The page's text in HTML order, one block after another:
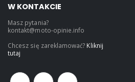
W KONTAKCIE
Masz pytania?
kontakt@moto-opinie.info
Chcesz się zareklamować? Kliknij
tutaj